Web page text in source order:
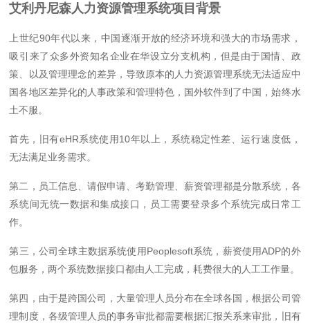
艾利丹尼森人力资源管理系统项目背景
上世纪90年代以来，中国逐渐开放的经济环境和强大的市场需求，
吸引来了众多外资知名企业在华设立分支机构，但是由于国情、政
策、以及管理理念的差异，导致原本的人力资源管理系统无法适应中
国各地区差异化的人事政策和管理特色，国外软件到了中国，始终水
土不服。
首先，旧有eHR系统使用10年以上，系统稳定性差、运行速度低，
无法满足业务需求。
第二，员工信息、请假申请、考勤管理、薪资管理都是分散系统，各
系统间无统一数据和集成接口，员工需要登录多个系统完成日常工
作。
第三，公司全球主数据系统使用Peoplesoft系统，薪资使用ADP的外
包服务，两个系统数据接口都由人工完成，耗费很大的人工工作量。
第四，由于是跨国公司，大量管理人员分布在全球各国，根据公司管
理制度，各级管理人员的事务审批都需要根据汇报关系来审批，旧有